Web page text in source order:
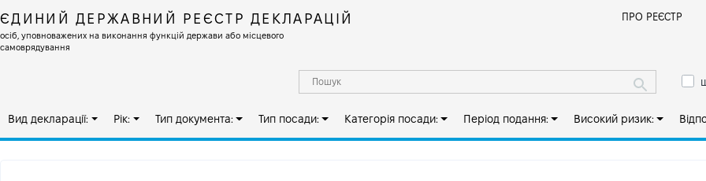
ЄДИНИЙ ДЕРЖАВНИЙ РЕЄСТР ДЕКЛАРАЦІЙ
осіб, уповноважених на виконання функцій держави або місцевого
самоврядування
ПРО РЕЄСТР
Вид декларації: Рік: Тип документа: Тип посади: Категорія посади: Період подання: Високий ризик: